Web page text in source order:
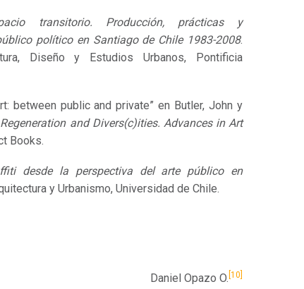
transitorio. Producción, prácticas y
político en Santiago de Chile 1983-2008.
Diseño y Estudios Urbanos, Pontificia
between public and private” en Butler, John y
and Divers(c)ities. Advances in Art
Books.
desde la perspectiva del arte público en
y Urbanismo, Universidad de Chile.
Daniel Opazo O. [10]